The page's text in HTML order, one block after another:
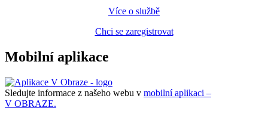
Více o službě
Chci se zaregistrovat
Mobilní aplikace
Sledujte informace z našeho webu v mobilní aplikaci –
V OBRAZE.